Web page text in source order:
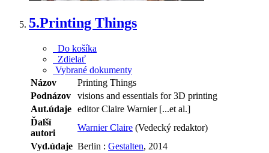
5.Printing Things
Do košíka
Zdielať
Vybrané dokumenty
Názov
Printing Things
Podnázov
visions and essentials for 3D printing
Aut.údaje editor Claire Warnier [...et al.]
Ďalší
autori
Warnier Claire (Vedecký redaktor)
Vyd.údaje Berlin : Gestalten, 2014